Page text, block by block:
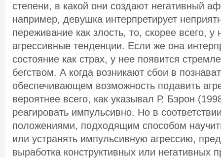
степени, в какой они создают негативный
например, девушка интерпретирует
переживание как злость, то, скорее всего,
агрессивные тенденции. Если же она
состояние как страх, у нее появится
бегством. А когда возникают сбои в
обеспечивающем возможность подавить
вероятнее всего, как указывал Р. Бэрон
реагировать импульсивно. Но в
положениями, подходящим способом
или устранять импульсивную агрессию,
выработка конструктивных или негативных